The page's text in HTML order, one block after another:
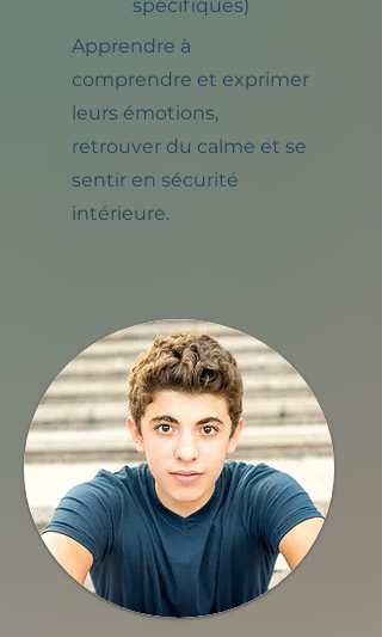
spécifiques)
Apprendre à
comprendre et exprimer
leurs émotions,
retrouver du calme et se
sentir en sécurité
intérieure.